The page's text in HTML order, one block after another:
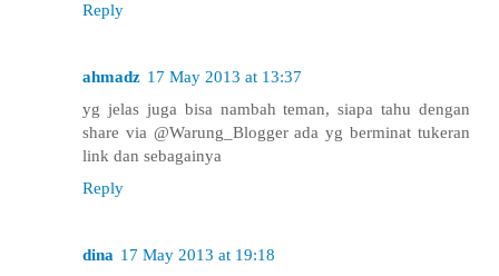
Reply
ahmadz 17 May 2013 at 13:37
yg jelas juga bisa nambah teman, siapa tahu dengan
share via @Warung_Blogger ada yg berminat tukeran
link dan sebagainya
Reply
dina 17 May 2013 at 19:18